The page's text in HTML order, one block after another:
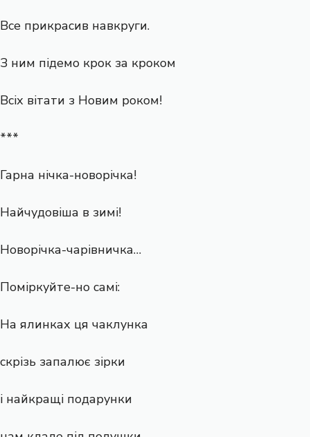
Все прикрасив навкруги.
З ним підемо крок за кроком
Всіх вітати з Новим роком!
***
Гарна нічка-новорічка!
Найчудовіша в зимі!
Новорічка-чарівничка…
Поміркуйте-но самі:
На ялинках ця чаклунка
скрізь запалює зірки
і найкращі подарунки